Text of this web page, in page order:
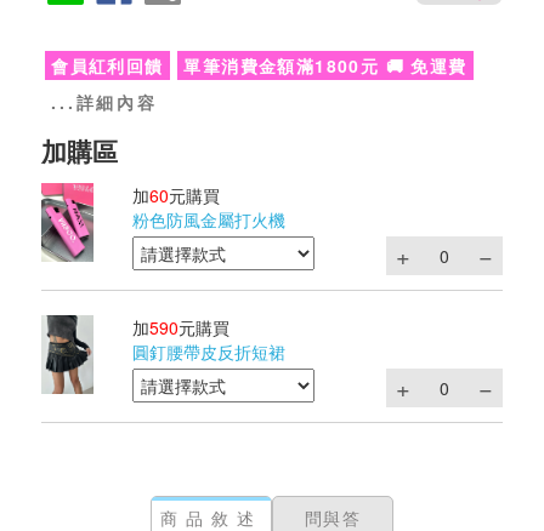
會員紅利回饋
單筆消費金額滿1800元 🚚 免運費
...詳細內容
加60元購買
粉色防風金屬打火機
加590元購買
圓釘腰帶皮反折短裙
商品敘述 問與答